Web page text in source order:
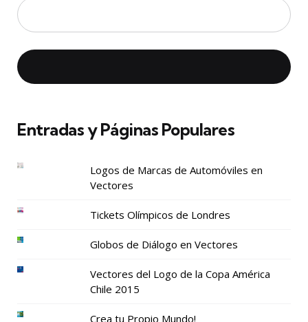
Entradas y Páginas Populares
Logos de Marcas de Automóviles en
Vectores
Tickets Olímpicos de Londres
Globos de Diálogo en Vectores
Vectores del Logo de la Copa América
Chile 2015
Crea tu Propio Mundo!